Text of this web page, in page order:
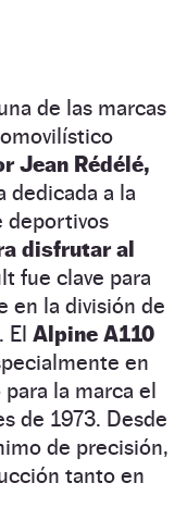
de las marcas
Jean Rédélé,
dedicada a la
deportivos
disfrutar al
fue clave para
en la división de
El Alpine A110
en
la marca el
de 1973. Desde
de precisión,
tanto en